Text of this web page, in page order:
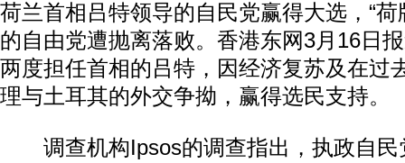
荷兰首相吕特领导的自民党赢得大选，“荷
的自由党遭抛离落败。香港东网3月16日
两度担任首相的吕特，因经济复苏及在过
理与土耳其的外交争拗，赢得选民支持。
调查机构Ipsos的调查指出，执政自民